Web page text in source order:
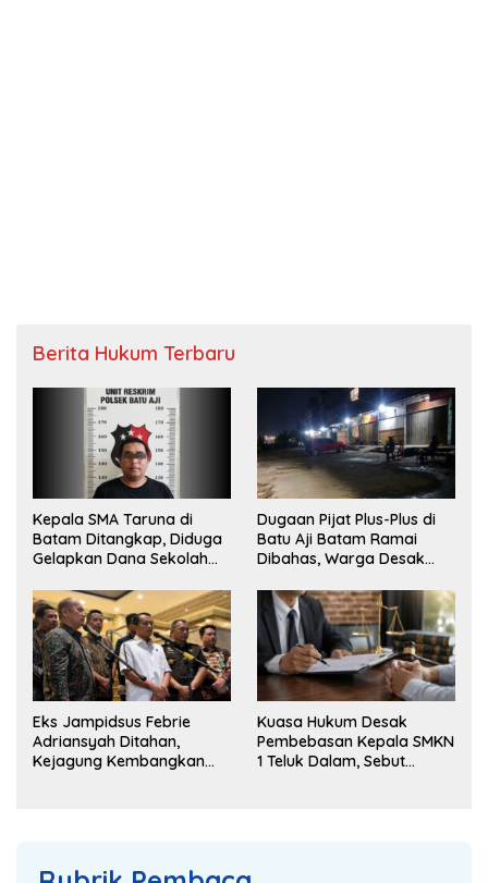
Berita Hukum Terbaru
Kepala SMA Taruna di
Batam Ditangkap, Diduga
Gelapkan Dana Sekolah
Dugaan Pijat Plus-Plus di
Batu Aji Batam Ramai
Dibahas, Warga Desak
Eks Jampidsus Febrie
Adriansyah Ditahan,
Kejagung Kembangkan
Kuasa Hukum Desak
Pembebasan Kepala SMKN
1 Teluk Dalam, Sebut